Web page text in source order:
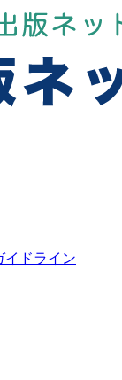
イドライン